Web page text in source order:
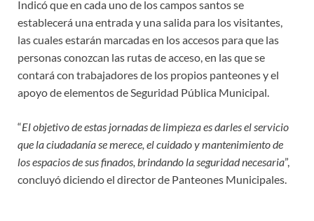
Indicó que en cada uno de los campos santos se
establecerá una entrada y una salida para los visitantes,
las cuales estarán marcadas en los accesos para que las
personas conozcan las rutas de acceso, en las que se
contará con trabajadores de los propios panteones y el
apoyo de elementos de Seguridad Pública Municipal.
“El objetivo de estas jornadas de limpieza es darles el servicio
que la ciudadanía se merece, el cuidado y mantenimiento de
los espacios de sus finados, brindando la seguridad necesaria”,
concluyó diciendo el director de Panteones Municipales.